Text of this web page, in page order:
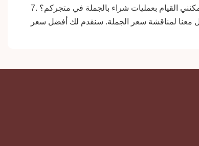
7. القيام بعمليات شراء بالجملة في متجركم؟